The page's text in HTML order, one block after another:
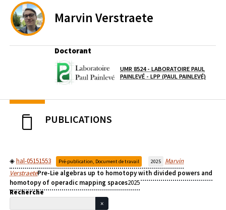
Marvin Verstraete
Doctorant
Laboratoire / équipe
UMR 8524 - LABORATOIRE PAUL
PAINLEVÉ - LPP (PAUL PAINLEVÉ)
PUBLICATIONS
hal-05151553 Pré-publication, Document de travail 2025
Marvin
VerstraetePre-Lie algebras up to homotopy with divided powers and
homotopy of operadic mapping spaces2025
Recherche